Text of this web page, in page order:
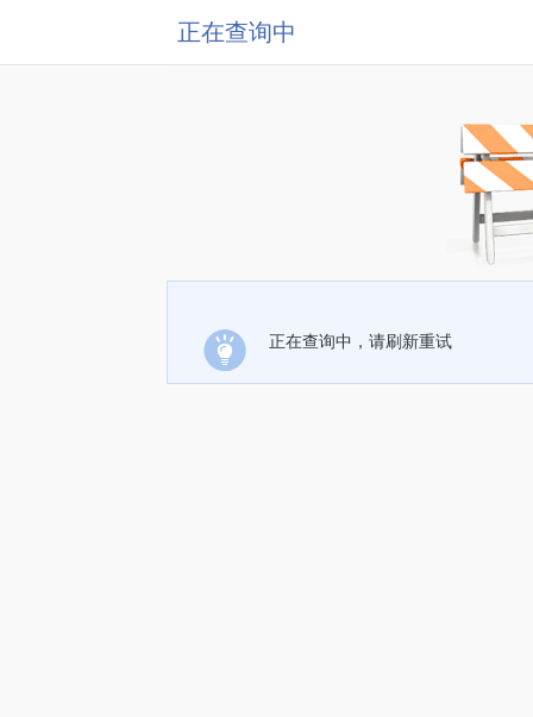
正在查询中
正在查询中，请刷新重试